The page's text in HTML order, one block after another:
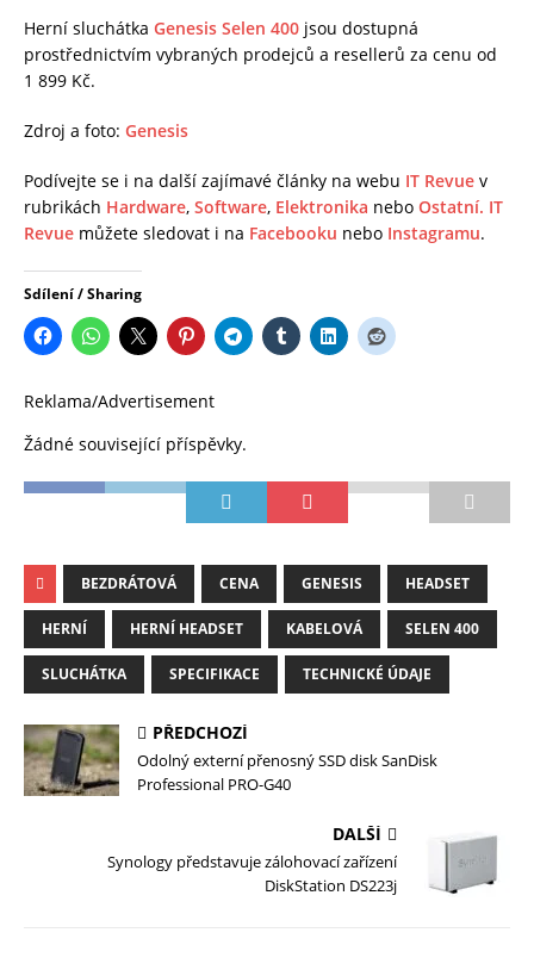
Herní sluchátka Genesis Selen 400 jsou dostupná
prostřednictvím vybraných prodejců a resellerů za cenu od
1 899 Kč.
Zdroj a foto: Genesis
Podívejte se i na další zajímavé články na webu IT Revue v
rubrikách Hardware, Software, Elektronika nebo Ostatní. IT
Revue můžete sledovat i na Facebooku nebo Instagramu.
Sdílení / Sharing
Reklama/Advertisement
Žádné související příspěvky.
BEZDRÁTOVÁ CENA GENESIS HEADSET
HERNÍ HERNÍ HEADSET KABELOVÁ SELEN 400
SLUCHÁTKA SPECIFIKACE TECHNICKÉ ÚDAJE
PŘEDCHOZÍ
Odolný externí přenosný SSD disk SanDisk
Professional PRO-G40
DALŠÍ
Synology představuje zálohovací zařízení
DiskStation DS223j